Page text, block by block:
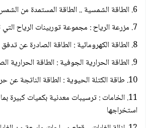
6. الطاقة الشمسية .. الطاقة المستمدة من الشمس
7. مزرعة الرياح : مجموعة توربينات الرياح التي تولد الكهرباء
8. الطاقة الكهرومائية : الطاقة الصادرة عن تدفق المياة .
9. الطاقة الحرارية الجوفية : الطاقة الحرارية الصادرة من باطن الأرض
10. طاقة الكتلة الحيوية : الطاقة الناتجة عن حرق مادة عضوية
11. الخامات : ترسيبات معدنية بكميات كبيرة
استخراجها